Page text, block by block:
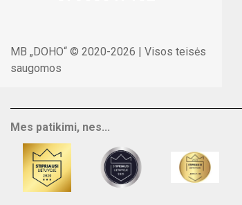
MB „DOHO“ © 2020-2026 | Visos teisės
saugomos
Mes patikimi, nes...